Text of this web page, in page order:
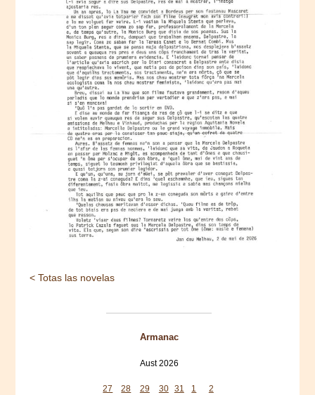
< Totas las novelas
Armanac
Aust 2026
27
28 29 30 31 1
2